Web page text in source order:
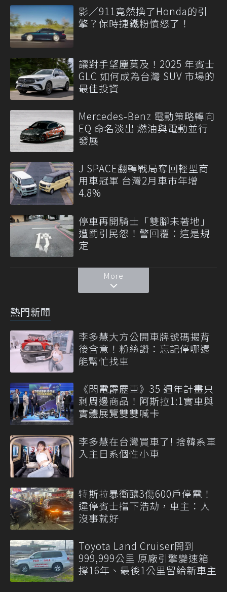
影／911竟然換了Honda的引
擎？保時捷鐵粉憤怒了！
讓對手望塵莫及！2025 年賓士
GLC 如何成為台灣 SUV 市場的
最佳投資
Mercedes-Benz 電動策略轉向
EQ 命名淡出 燃油與電動並行
發展
J SPACE翻轉戰局奪回輕型商
用車冠軍 台灣2月車市年增
4.8%
停車再開騎士「雙腳未著地」
遭罰引民怨！警回覆：這是規
定
More
熱門新聞
李多慧大方公開車牌號碼揭背
後含意！粉絲讚：忘記停哪還
能幫忙找車
《閃電霹靂車》35 週年計畫只
剩周邊商品！阿斯拉1:1實車與
實體展覽雙雙喊卡
李多慧在台灣買車了! 捨韓系車
入主日系個性小車
特斯拉暴衝釀3傷600戶停電！
違停賓士擋下浩劫，車主：人
沒事就好
Toyota Land Cruiser開到
999,999公里 原廠引擎變速箱
撐16年、最後1公里留給新車主